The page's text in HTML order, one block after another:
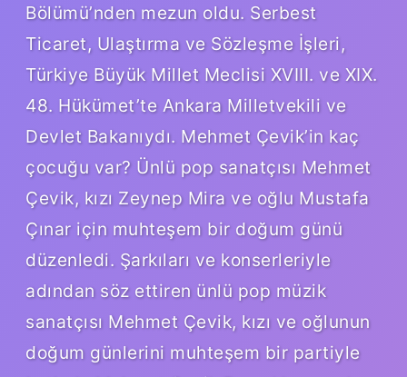
Bölümü’nden mezun oldu. Serbest
Ticaret, Ulaştırma ve Sözleşme İşleri,
Türkiye Büyük Millet Meclisi XVIII. ve XIX.
48. Hükümet’te Ankara Milletvekili ve
Devlet Bakanıydı. Mehmet Çevik’in kaç
çocuğu var? Ünlü pop sanatçısı Mehmet
Çevik, kızı Zeynep Mira ve oğlu Mustafa
Çınar için muhteşem bir doğum günü
düzenledi. Şarkıları ve konserleriyle
adından söz ettiren ünlü pop müzik
sanatçısı Mehmet Çevik, kızı ve oğlunun
doğum günlerini muhteşem bir partiyle